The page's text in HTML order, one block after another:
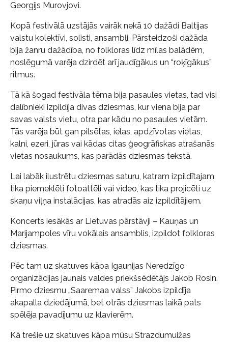
Georgijs Murovjovi.
Kopā festivālā uzstājās vairāk nekā 10 dažādi Baltijas
valstu kolektīvi, solisti, ansambļi. Pārsteidzoši dažāda
bija žanru dažādība, no folkloras līdz mīlas balādēm,
noslēgumā varēja dzirdēt arī jaudīgākus un “roķīgākus”
ritmus.
Tā kā šogad festivāla tēma bija pasaules vietas, tad visi
dalībnieki izpildīja divas dziesmas, kur viena bija par
savas valsts vietu, otra par kādu no pasaules vietām.
Tās varēja būt gan pilsētas, ielas, apdzīvotas vietas,
kalni, ezeri, jūras vai kādas citas ģeogrāfiskas atrašanās
vietas nosaukums, kas parādās dziesmas tekstā.
Lai labāk ilustrētu dziesmas saturu, katram izpildītajam
tika piemeklēti fotoattēli vai video, kas tika projicēti uz
skaņu viļņa instalācijas, kas atradās aiz izpildītājiem.
Koncerts iesākās ar Lietuvas pārstāvji – Kauņas un
Marijampoles vīru vokālais ansamblis, izpildot folkloras
dziesmas.
Pēc tam uz skatuves kāpa Igaunijas Neredzīgo
organizācijas jaunais valdes priekšsēdētājs Jakob Rosin.
Pirmo dziesmu „Saaremaa valss” Jakobs izpildīja
akapalla dziedājumā, bet otrās dziesmas laikā pats
spēlēja pavadījumu uz klavierēm.
Kā trešie uz skatuves kāpa mūsu Strazdumuižas